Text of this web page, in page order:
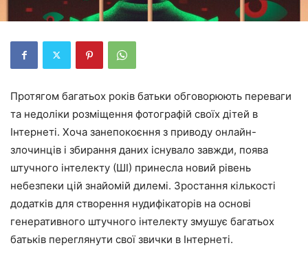
Протягом багатьох років батьки обговорюють переваги
та недоліки розміщення фотографій своїх дітей в
Інтернеті. Хоча занепокоєння з приводу онлайн-
злочинців і збирання даних існувало завжди, поява
штучного інтелекту (ШІ) принесла новий рівень
небезпеки цій знайомій дилемі. Зростання кількості
додатків для створення нудифікаторів на основі
генеративного штучного інтелекту змушує багатьох
батьків переглянути свої звички в Інтернеті.